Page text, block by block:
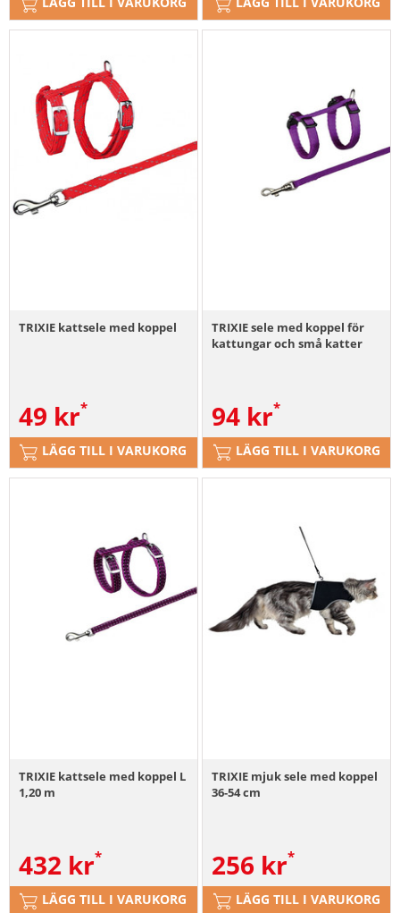
TRIXIE kattsele med koppel
49 kr
LÄGG TILL I VARUKORG
TRIXIE sele med koppel för
kattungar och små katter
94 kr
LÄGG TILL I VARUKORG
TRIXIE kattsele med koppel L
1,20 m
432 kr
LÄGG TILL I VARUKORG
TRIXIE mjuk sele med koppel
36-54 cm
256 kr
LÄGG TILL I VARUKORG